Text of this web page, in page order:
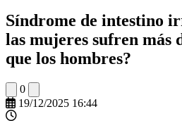
Síndrome de intestino
las mujeres sufren más
que los hombres?
0
19/12/2025 16:44